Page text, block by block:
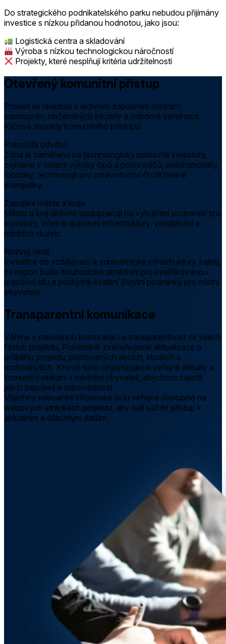
Do strategického podnikatelského parku nebudou přijímány
investice s nízkou přidanou hodnotou, jako jsou:
Logistická centra a skladování
Výroba s nízkou technologickou náročností
Projekty, které nesplňují kritéria udržitelnosti
Otevřený komunitní přístup
Projekt se realizuje s aktivním zapojením místních
samospráv, občanských iniciativ a odborné veřejnosti.
Klíčové aspekty komunitního přístupu:
Pokročilá odvětví
Zóna je zaměřena na technologicky pokročilé investory,
zejména v oblasti výroby čipů a polovodičů, elektromobility,
robotiky, technologií pro zdravotnictví či udržitelné
energetiky.
Zapojení města a kraje
Město a kraj aktivně spolupracují na vytváření podmínek pro
investory, včetně dopravní infrastruktury, vzdělávání a
místních služeb.
Rozvoj okolí
Investice do vzdělávací a zdravotnické infrastruktury zajistí,
že region bude dlouhodobě atraktivní pro kvalifikovanou
pracovní sílu a poskytne kvalitní životní podmínky pro místní
obyvatele.
Transparentní komunikace
Věříme v otevřenou komunikaci a transparentnost ve všech
fázích projektu. Pravidelně zveřejňujeme aktualizace o
průběhu projektu, plánovaných akcích, studiích a
rozhodnutích. Kromě toho organizujeme veřejné debaty a
komunitní setkání s místními obyvateli, abychom zajistili
jejich zapojení a odpovědnost.
Všechny relevantní informace jsou veřejně dostupné na
webových stránkách projektu, aby měl každý přístup k
aktuálním a důležitým datům.